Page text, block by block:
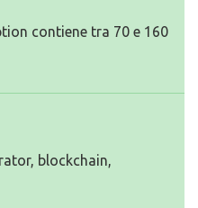
contiene tra 70 e 160
blockchain,